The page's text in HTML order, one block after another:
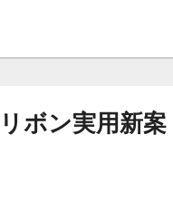
ボン実用新案